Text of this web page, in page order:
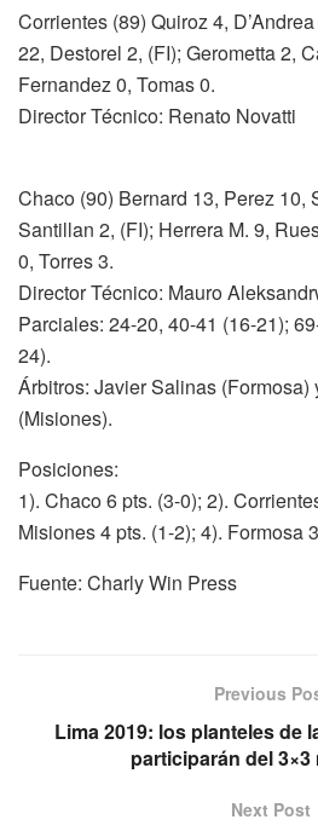
Corrientes (89) Quiroz 4,
22, Destorel 2, (FI); Gerometta 2,
Fernandez 0, Tomas 0.
Director Técnico: Renato Novatti
Chaco (90) Bernard 13, Perez 10,
Santillan 2, (FI); Herrera M. 9,
0, Torres 3.
Director Técnico: Mauro
Parciales: 24-20, 40-41 (16-21);
24).
Árbitros: Javier Salinas
(Misiones).
Posiciones:
1). Chaco 6 pts. (3-0); 2).
Misiones 4 pts. (1-2); 4). Formosa
Fuente: Charly Win Press
Previous
Lima 2019: los planteles de
participarán del
Next Post